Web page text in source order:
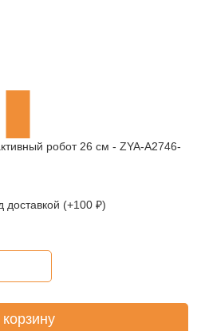
робот 26 см - ZYA-A2746-
доставкой (+100 ₽)